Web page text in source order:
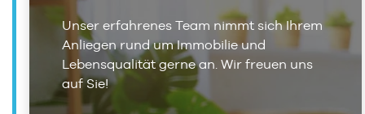
Unser erfahrenes Team nimmt sich Ihrem
Anliegen rund um Immobilie und
Lebensqualität gerne an. Wir freuen uns
auf Sie!